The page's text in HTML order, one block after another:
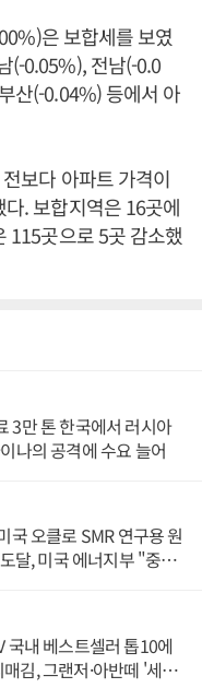
은 보합세를 보였
(-0.05%), 전남(-0.0
산(-0.04%) 등에서 아
보다 아파트 가격이
. 보합지역은 16곳에
115곳으로 5곳 감소했
3만 톤 한국에서 러시아
나의 공격에 수요 늘어
국 오클로 SMR 연구용 원
달, 미국 에너지부 "중요
국내 베스트셀러 톱10에
김, 그랜저·아반떼 '세단